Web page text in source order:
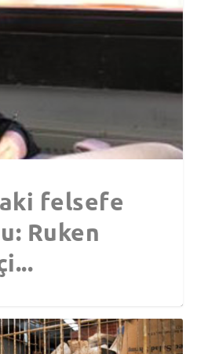
felsefe
Ruken